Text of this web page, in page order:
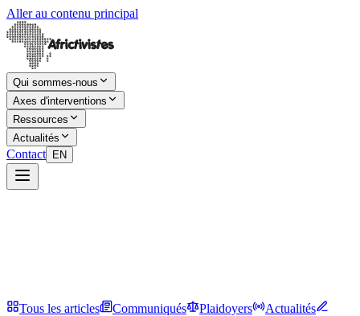
Aller au contenu principal
Qui sommes-nous
Axes d'interventions
Ressources
Actualités
Contact EN
Tous les articles Communiqués Plaidoyers
Actualités